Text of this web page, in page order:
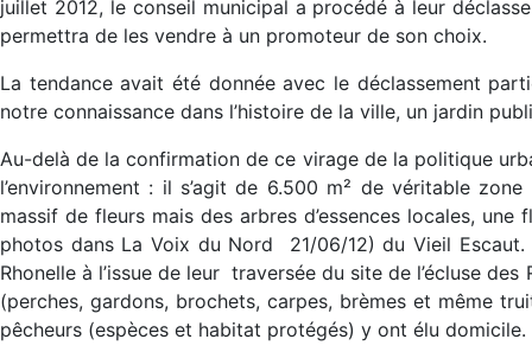
juillet 2012, le conseil municipal a procédé à leur
permettra de les vendre à un promoteur de son choix.
La tendance avait été donnée avec le déclassement
notre connaissance dans l’histoire de la ville, un jardin
Au-delà de la confirmation de ce virage de la politique
l’environnement : il s’agit de 6.500 m² de véritable
massif de fleurs mais des arbres d’essences locales,
photos dans La Voix du Nord
21/06/12) du Vieil
Rhonelle à l’issue de leur traversée du site de l’écluse
(perches, gardons, brochets, carpes, brèmes et même
pêcheurs (espèces et habitat protégés) y ont élu domicile.